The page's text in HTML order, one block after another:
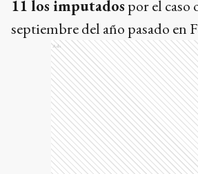
11 los imputados por el caso
septiembre del año pasado en
Ads